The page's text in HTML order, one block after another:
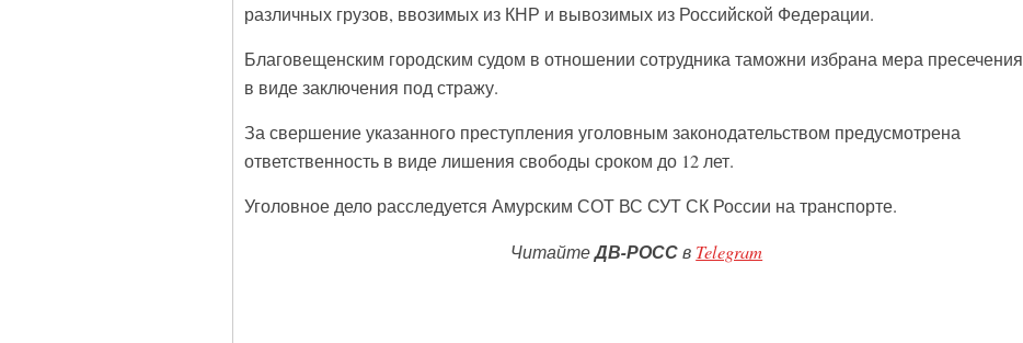
различных грузов, ввозимых из КНР и вывозимых из Российской Федерации.
Благовещенским городским судом в отношении сотрудника таможни избрана мера пресечения
в виде заключения под стражу.
За свершение указанного преступления уголовным законодательством предусмотрена
ответственность в виде лишения свободы сроком до 12 лет.
Уголовное дело расследуется Амурским СОТ ВС СУТ СК России на транспорте.
ЧитайтеДВ-РОССв Telegram